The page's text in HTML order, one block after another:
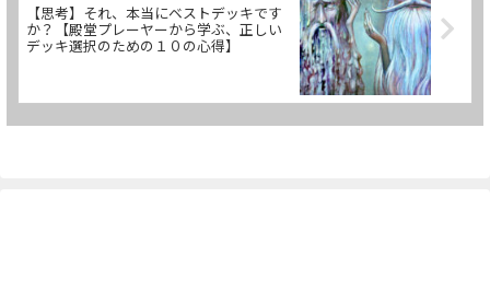
【思考】それ、本当にベストデッキです
か？【殿堂プレーヤーから学ぶ、正しい
デッキ選択のための１０の心得】